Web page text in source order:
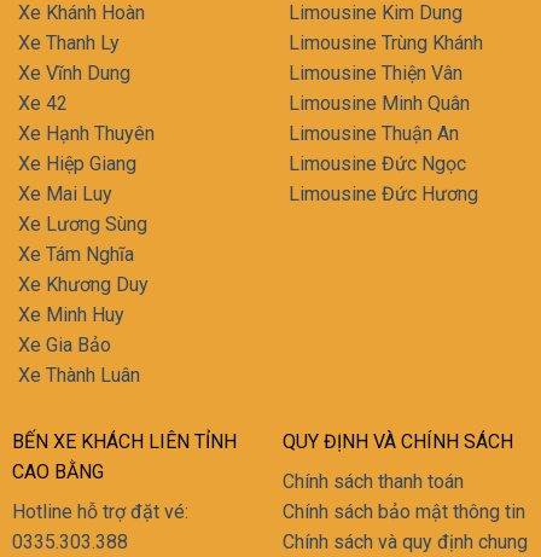
Xe Khánh Hoàn
Xe Thanh Ly
Xe Vĩnh Dung
Xe 42
Xe Hạnh Thuyên
Xe Hiệp Giang
Xe Mai Luy
Xe Lương Sùng
Xe Tám Nghĩa
Xe Khương Duy
Xe Minh Huy
Xe Gia Bảo
Xe Thành Luân
Limousine Kim Dung
Limousine Trùng Khánh
Limousine Thiện Vân
Limousine Minh Quân
Limousine Thuận An
Limousine Đức Ngọc
Limousine Đức Hương
BẾN XE KHÁCH LIÊN TỈNH
CAO BẰNG
Hotline hỗ trợ đặt vé:
0335.303.388
QUY ĐỊNH VÀ CHÍNH SÁCH
Chính sách thanh toán
Chính sách bảo mật thông tin
Chính sách và quy định chung